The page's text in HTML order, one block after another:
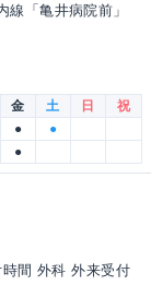
線「亀井病院前」
金 土 日
祝
●
●
●
間 外科 外来受付